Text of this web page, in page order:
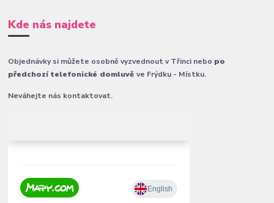
Kde nás najdete
Objednávky si můžete osobně vyzvednout v Třinci nebo po
předchozí telefonické domluvěve Frýdku - Místku.
Neváhejte nás kontaktovat.